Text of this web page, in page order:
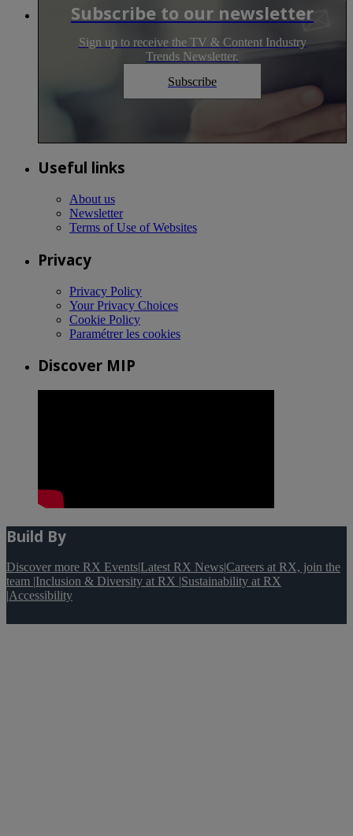
Subscribe to our newsletter
Sign up to receive the TV & Content Industry
Trends Newsletter.
Subscribe
Useful links
About us
Newsletter
Terms of Use of Websites
Privacy
Privacy Policy
Your Privacy Choices
Cookie Policy
Paramétrer les cookies
Discover MIP
Build By
Discover more RX Events|Latest RX News|Careers at RX, join the
team |Inclusion & Diversity at RX |Sustainability at RX
|Accessibility